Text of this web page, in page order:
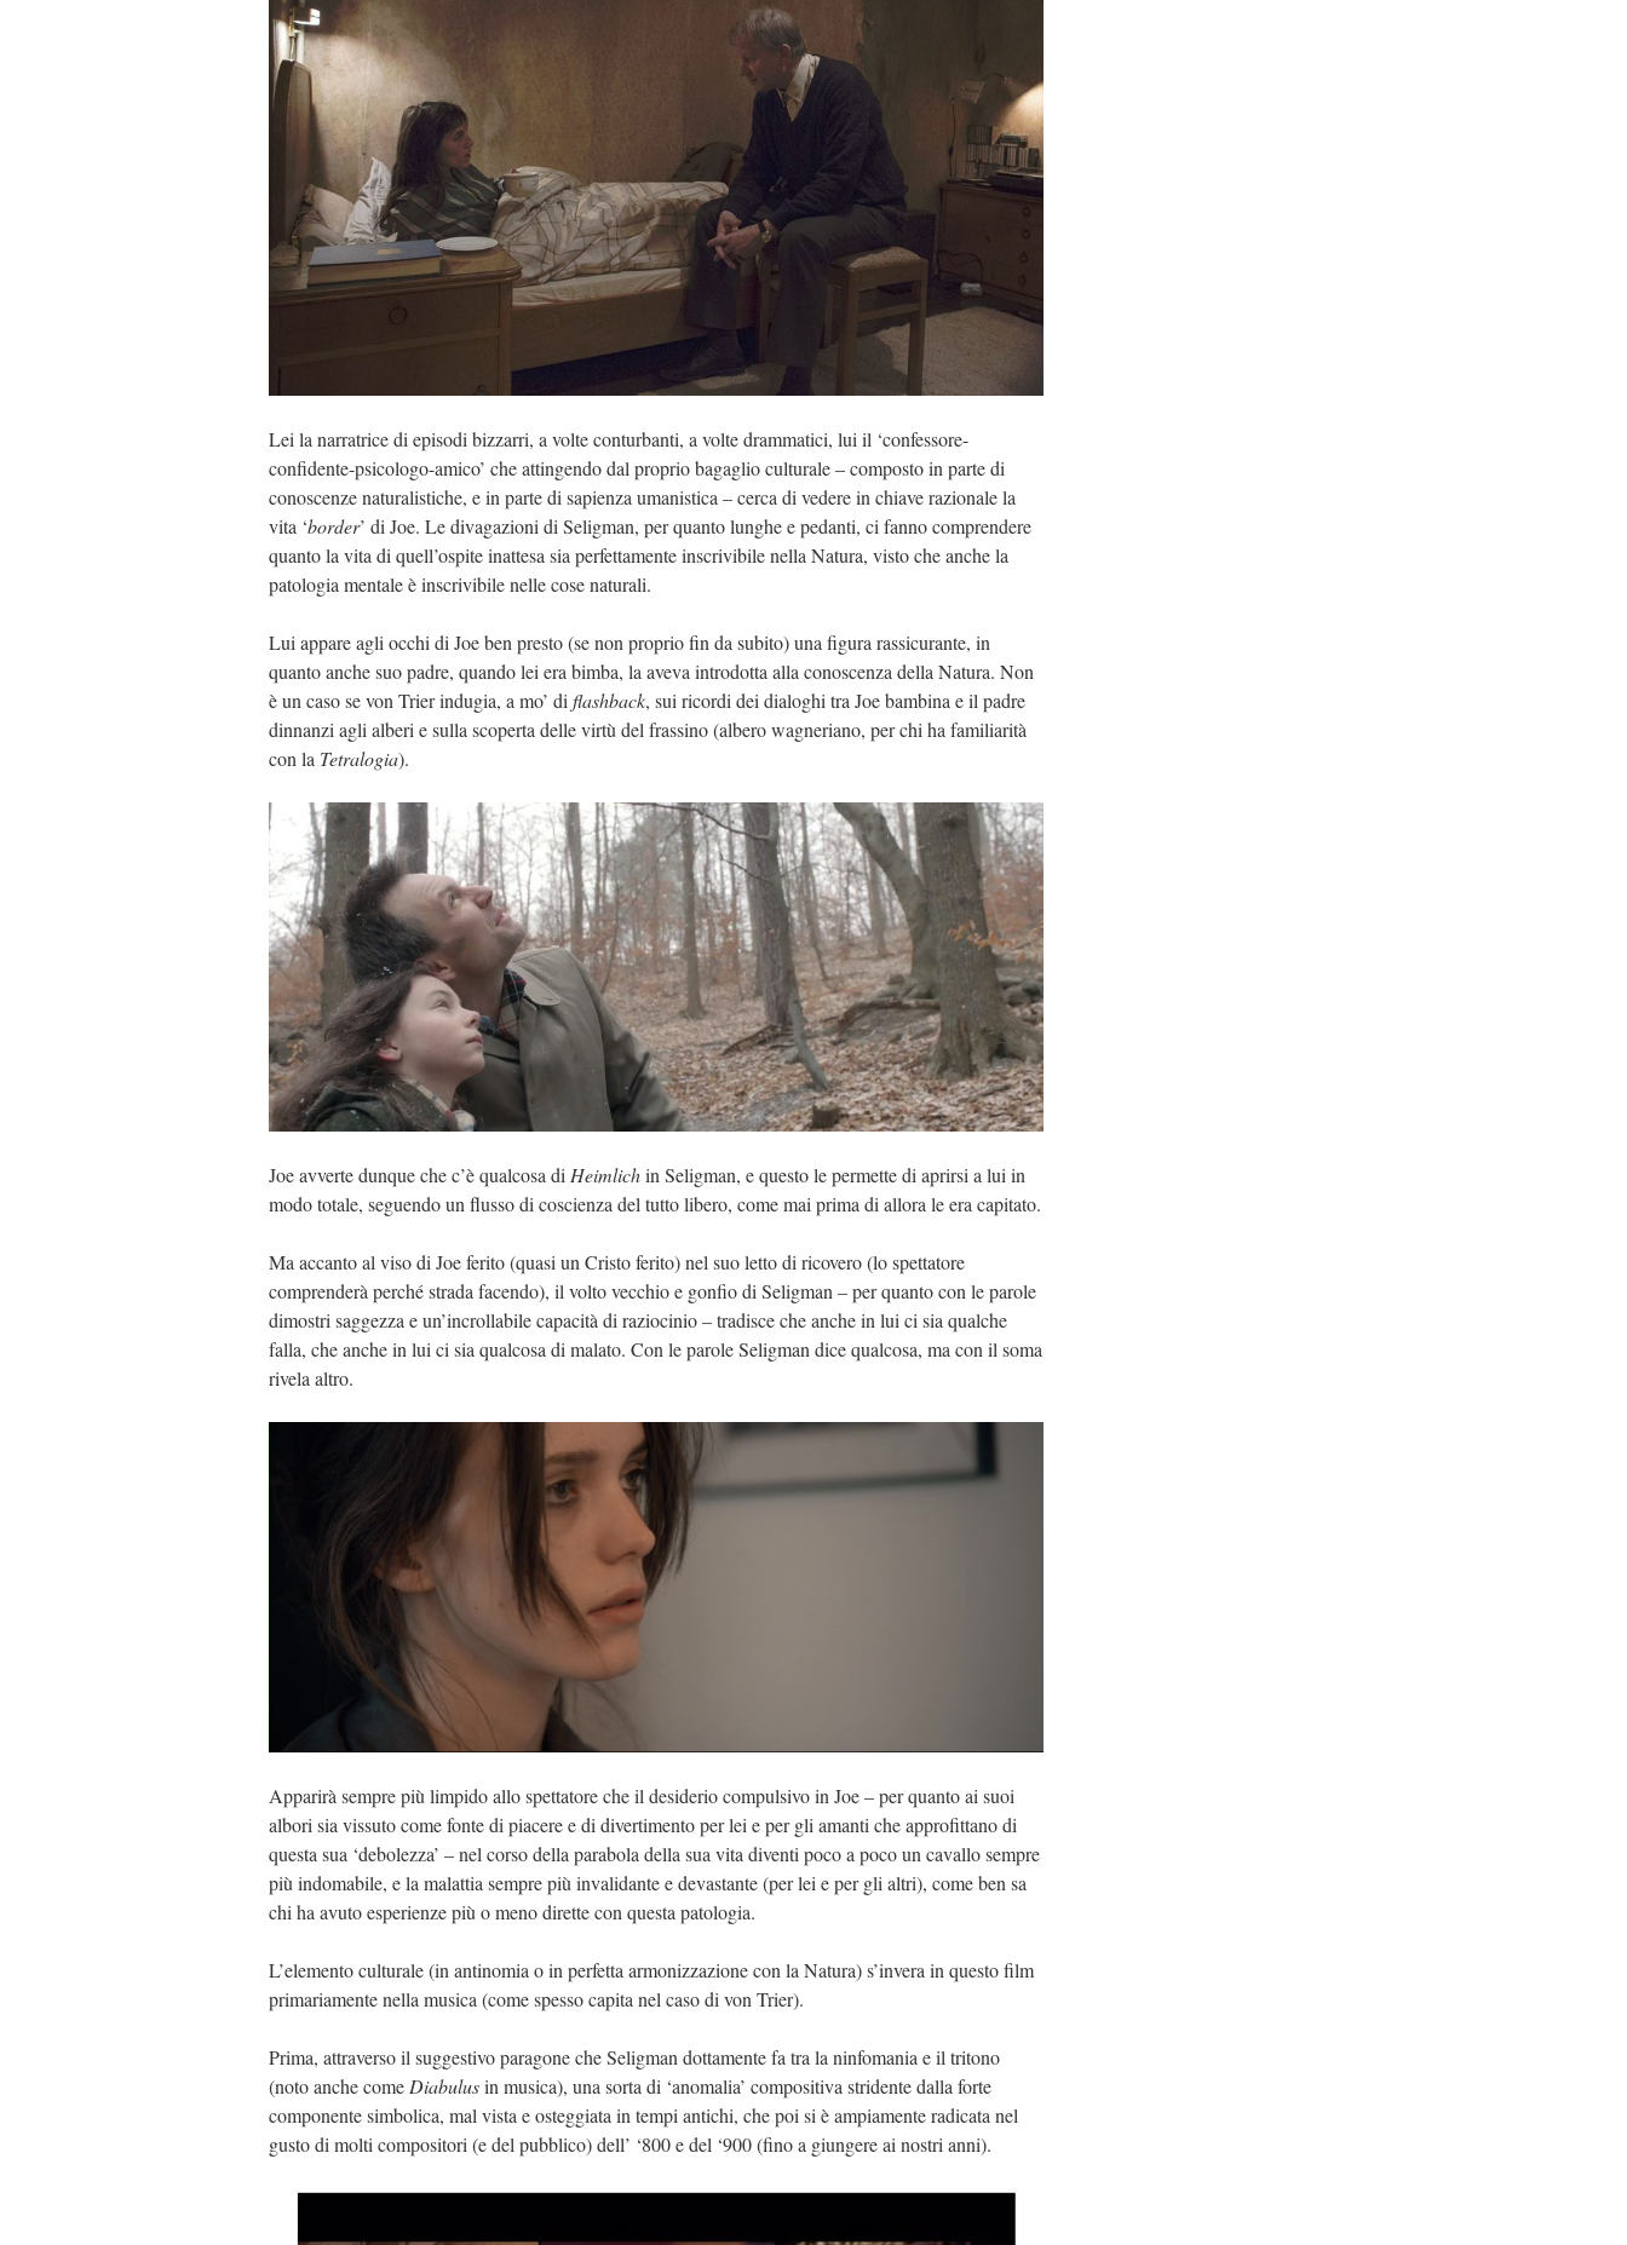
Lei la narratrice di episodi bizzarri, a volte conturbanti, a volte drammatici, lui il ‘confessore-
confidente-psicologo-amico’ che attingendo dal proprio bagaglio culturale – composto in parte di
conoscenze naturalistiche, e in parte di sapienza umanistica – cerca di vedere in chiave razionale la
vita ‘border’ di Joe. Le divagazioni di Seligman, per quanto lunghe e pedanti, ci fanno comprendere
quanto la vita di quell’ospite inattesa sia perfettamente inscrivibile nella Natura, visto che anche la
patologia mentale è inscrivibile nelle cose naturali.
Lui appare agli occhi di Joe ben presto (se non proprio fin da subito) una figura rassicurante, in
quanto anche suo padre, quando lei era bimba, la aveva introdotta alla conoscenza della Natura. Non
è un caso se von Trier indugia, a mo’ di flashback, sui ricordi dei dialoghi tra Joe bambina e il padre
dinnanzi agli alberi e sulla scoperta delle virtù del frassino (albero wagneriano, per chi ha familiarità
con la Tetralogia).
Joe avverte dunque che c’è qualcosa di Heimlichin Seligman, e questo le permette di aprirsi a lui in
modo totale, seguendo un flusso di coscienza del tutto libero, come mai prima di allora le era capitato.
Ma accanto al viso di Joe ferito (quasi un Cristo ferito) nel suo letto di ricovero (lo spettatore
comprenderà perché strada facendo), il volto vecchio e gonfio di Seligman – per quanto con le parole
dimostri saggezza e un’incrollabile capacità di raziocinio – tradisce che anche in lui ci sia qualche
falla, che anche in lui ci sia qualcosa di malato. Con le parole Seligman dice qualcosa, ma con il soma
rivela altro.
Apparirà sempre più limpido allo spettatore che il desiderio compulsivo in Joe – per quanto ai suoi
albori sia vissuto come fonte di piacere e di divertimento per lei e per gli amanti che approfittano di
questa sua ‘debolezza’ – nel corso della parabola della sua vita diventi poco a poco un cavallo sempre
più indomabile, e la malattia sempre più invalidante e devastante (per lei e per gli altri), come ben sa
chi ha avuto esperienze più o meno dirette con questa patologia.
L’elemento culturale (in antinomia o in perfetta armonizzazione con la Natura) s’invera in questo film
primariamente nella musica (come spesso capita nel caso di von Trier).
Prima, attraverso il suggestivo paragone che Seligman dottamente fa tra la ninfomania e il tritono
(noto anche come Diabulusin musica), una sorta di ‘anomalia’ compositiva stridente dalla forte
componente simbolica, mal vista e osteggiata in tempi antichi, che poi si è ampiamente radicata nel
gusto di molti compositori (e del pubblico) dell’ ‘800 e del ‘900 (fino a giungere ai nostri anni).